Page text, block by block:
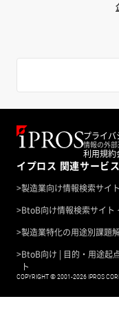
プライバ
情報の外
利用規約
イプロス 関連サービス
>製造業向け情報検索サイ
>BtoB向け情報検索サイト
>製造業特化の用途別課題
>BtoB向け | 目的・用途起
ト
COPYRIGHT © 2001-2026 IPROS